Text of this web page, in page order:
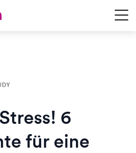
6
für eine